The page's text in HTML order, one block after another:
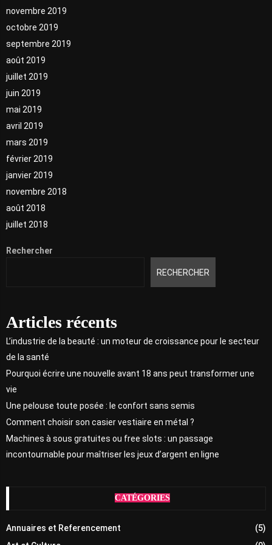
novembre 2019
octobre 2019
septembre 2019
août 2019
juillet 2019
juin 2019
mai 2019
avril 2019
mars 2019
février 2019
janvier 2019
novembre 2018
août 2018
juillet 2018
Rechercher
RECHERCHER
Articles récents
L’industrie de la beauté : un moteur de croissance pour le secteur
de la santé
Pourquoi écrire une nouvelle avant 18 ans peut transformer une
vie
Une pelouse toute posée : le confort sans semis
Comment choisir son casier vestiaire en métal ?
Machines à sous gratuites ou free slots : un passage
incontournable pour maîtriser les jeux d’argent en ligne
CATÉGORIES
Annuaires et Referencement
(5)